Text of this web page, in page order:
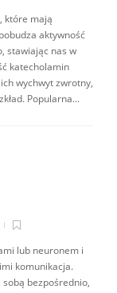
które mają
aktywność
stawiając nas w
katecholamin
wychwyt zwrotny,
Popularna...
lub neuronem i
komunikacja.
bezpośrednio,